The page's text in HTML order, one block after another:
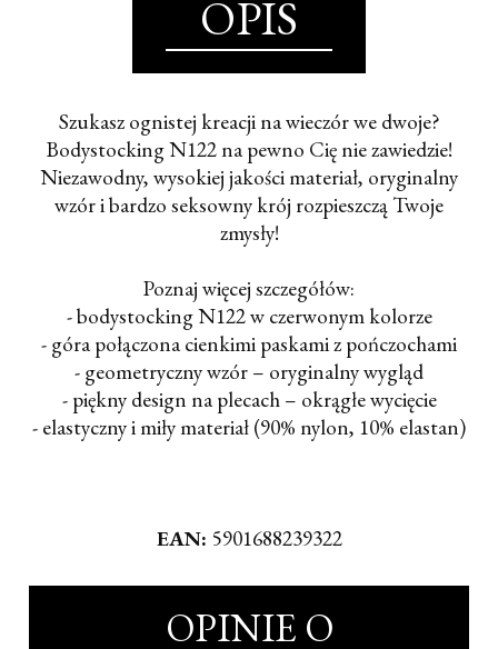
OPIS
Szukasz ognistej kreacji na wieczór we dwoje?
Bodystocking N122 na pewno Cię nie zawiedzie!
Niezawodny, wysokiej jakości materiał, oryginalny
wzór i bardzo seksowny krój rozpieszczą Twoje
zmysły!
Poznaj więcej szczegółów:
- bodystocking N122 w czerwonym kolorze
- góra połączona cienkimi paskami z pończochami
- geometryczny wzór – oryginalny wygląd
- piękny design na plecach – okrągłe wycięcie
- elastyczny i miły materiał (90% nylon, 10% elastan)
EAN: 5901688239322
OPINIE O